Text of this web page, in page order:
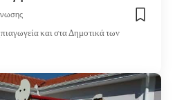
και στα Δημοτικά των